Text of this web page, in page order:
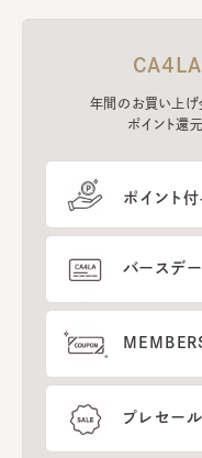
年間のお買い上げ
ポイント還
ポイント
バースデ
プレセー